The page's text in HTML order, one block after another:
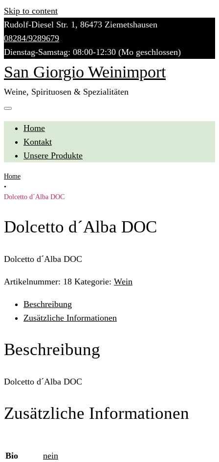
Skip to content
Rudolf-Diesel Str. 1, 86473 Ziemetshausen
08284/9289679
Dienstag-Samstag: 08:00-12:30 (Mo geschlossen)
San Giorgio Weinimport
Weine, Spirituosen & Spezialitäten
Home
Kontakt
Unsere Produkte
Home
•
Dolcetto d´Alba DOC
Dolcetto d´Alba DOC
Dolcetto d´Alba DOC
Artikelnummer: 18 Kategorie: Wein
Beschreibung
Zusätzliche Informationen
Beschreibung
Dolcetto d´Alba DOC
Zusätzliche Informationen
Bio nein